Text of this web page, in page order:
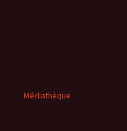
Médiathèque